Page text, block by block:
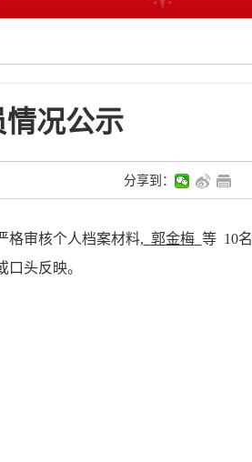
况公示
分享到：
格审核个人档案材料, 郭金梅 等 10名
头反映。